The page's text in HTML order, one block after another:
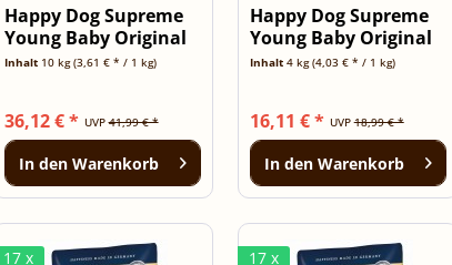
Happy Dog Supreme
Young Baby Original
12,5kg
Inhalt 10 kg(3,61 € * / 1 kg)
UVP41,99 € *
36,12 € *
In den Warenkorb
Happy Dog Supreme
Young Baby Original
4kg
Inhalt 4 kg(4,03 € * / 1 kg)
UVP18,99 € *
16,11 € *
In den Warenkorb
17 x 17 x